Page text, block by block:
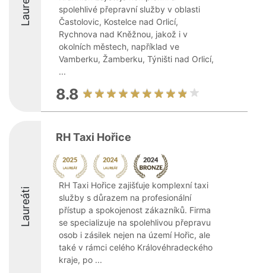
spolehlivé přepravní služby v oblasti
Častolovic, Kostelce nad Orlicí,
Rychnova nad Kněžnou, jakož i v
okolních městech, například ve
Vamberku, Žamberku, Týništi nad Orlicí,
...
8.8
Laureáti
RH Taxi Hořice
RH Taxi Hořice zajišťuje komplexní taxi
služby s důrazem na profesionální
přístup a spokojenost zákazníků. Firma
se specializuje na spolehlivou přepravu
osob i zásilek nejen na území Hořic, ale
také v rámci celého Královéhradeckého
kraje, po ...